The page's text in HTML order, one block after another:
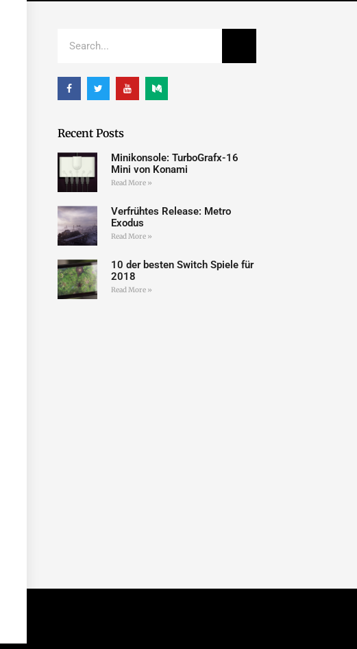
Recent Posts
Minikonsole: TurboGrafx-16
Mini von Konami
Read More »
Verfrühtes Release: Metro
Exodus
Read More »
10 der besten Switch Spiele für
2018
Read More »